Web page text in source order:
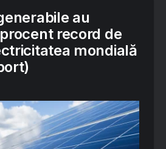
au
record de
mondială